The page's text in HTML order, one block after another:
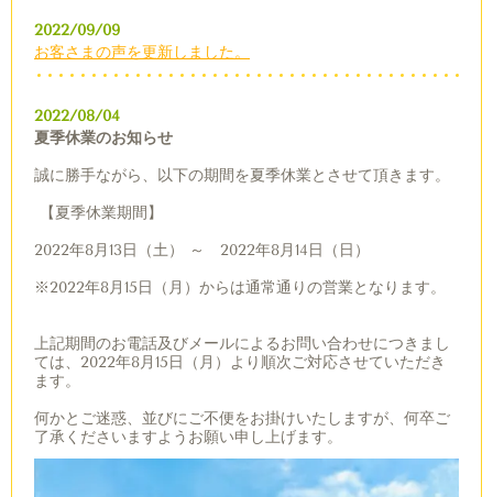
2022/09/09
お客さまの声を更新しました。
2022/08/04
夏季休業のお知らせ
誠に勝手ながら、以下の期間を夏季休業とさせて頂きます。
【夏季休業期間】
2022年8月13日（土） ～ 2022年8月14日（日）
※2022年8月15日（月）からは通常通りの営業となります。
上記期間のお電話及びメールによるお問い合わせにつきまし
ては、2022年8月15日（月）より順次ご対応させていただき
ます。
何かとご迷惑、並びにご不便をお掛けいたしますが、何卒ご
了承くださいますようお願い申し上げます。